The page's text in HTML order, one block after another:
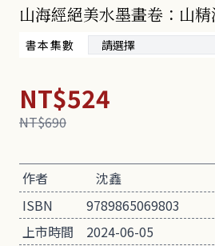
山海經絕美水墨畫卷：山
書本集數
NT$524
NT$690
作者
沈鑫
ISBN
9789865069803
上市時間
2024-06-05